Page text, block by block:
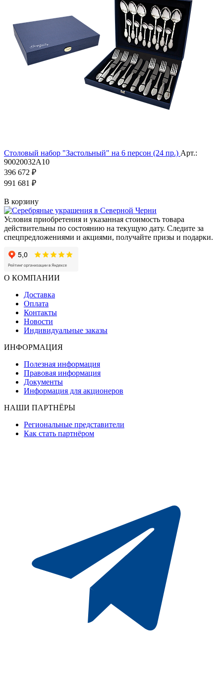
Столовый набор "Застольный" на 6 персон (24 пр.) Арт.:
90020032А10
396 672 ₽
991 681 ₽
В корзину
Условия приобретения и указанная стоимость товара
действительны по состоянию на текущую дату. Следите за
спецпредложениями и акциями, получайте призы и подарки.
О КОМПАНИИ
Доставка
Оплата
Контакты
Новости
Индивидуальные заказы
ИНФОРМАЦИЯ
Полезная информация
Правовая информация
Документы
Информация для акционеров
НАШИ ПАРТНЁРЫ
Региональные представители
Как стать партнёром